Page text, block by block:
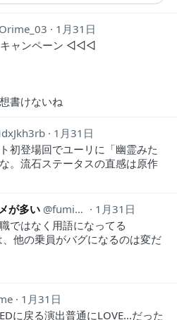
Orime_03
1月31日
ャンペーン ◁◁◁
書けないね
1月31日
初登場回でユーリに「幽霊みた
。流石ステータスの直感は原作
が多い fumi_500
1月31日
ではなく用語になってる
他の乗員がバグになるのは変だ
1月31日
に戻る演出普通にLOVE…だった